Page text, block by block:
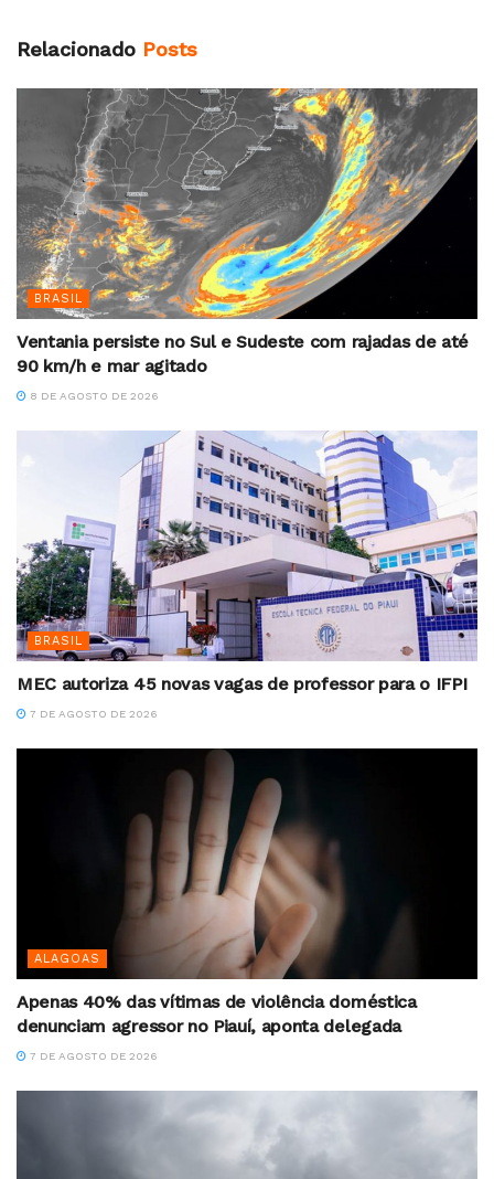
Relacionado Posts
BRASIL
Ventania persiste no Sul e Sudeste com rajadas de até
90 km/h e mar agitado
8 DE AGOSTO DE 2026
BRASIL
MEC autoriza 45 novas vagas de professor para o IFPI
7 DE AGOSTO DE 2026
ALAGOAS
Apenas 40% das vítimas de violência doméstica
denunciam agressor no Piauí, aponta delegada
7 DE AGOSTO DE 2026